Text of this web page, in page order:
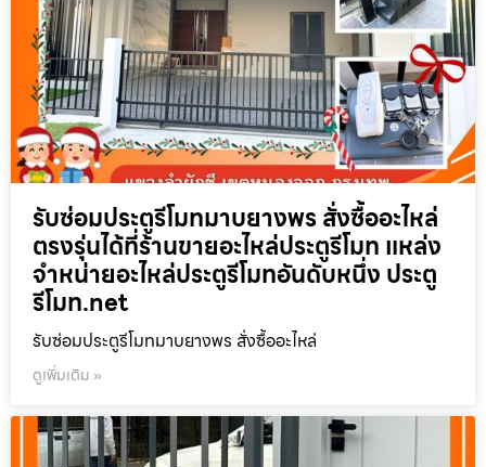
รับซ่อมประตูรีโมทมาบยางพร สั่งซื้ออะไหล่
ตรงรุ่นได้ที่ร้านขายอะไหล่ประตูรีโมท แหล่ง
จำหน่ายอะไหล่ประตูรีโมทอันดับหนึ่ง ประตู
รีโมท.net
รับซ่อมประตูรีโมทมาบยางพร สั่งซื้ออะไหล่
ดูเพิ่มเติม »